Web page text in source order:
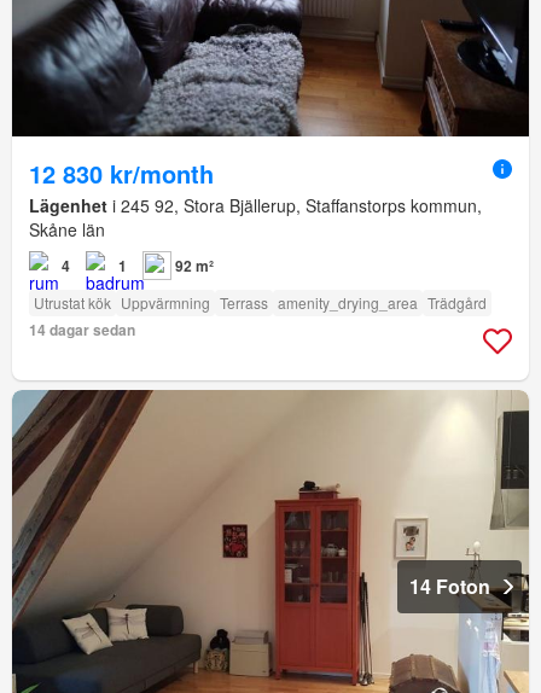
12 830 kr/month
Lägenhet i 245 92, Stora Bjällerup, Staffanstorps kommun,
Skåne län
4 1 92 m²
Utrustat kök Uppvärmning Terrass amenity_drying_area Trädgård
14 dagar sedan
14 Foton